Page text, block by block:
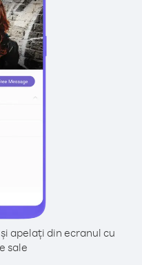
apelați din ecranul cu
sale